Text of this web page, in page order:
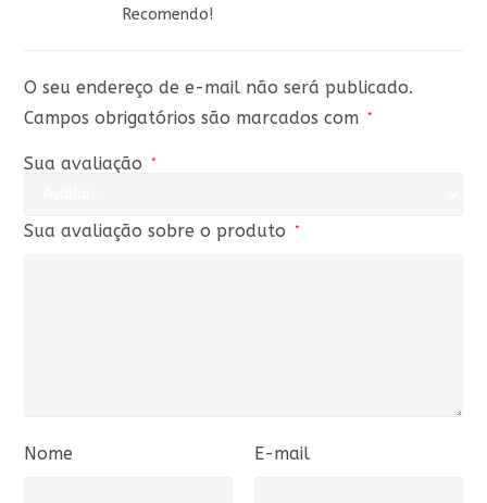
Recomendo!
O seu endereço de e-mail não será publicado.
Campos obrigatórios são marcados com
*
Sua avaliação *
Sua avaliação sobre o produto *
Nome E-mail